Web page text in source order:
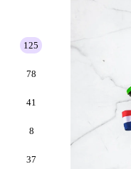
125
78
41
8
37